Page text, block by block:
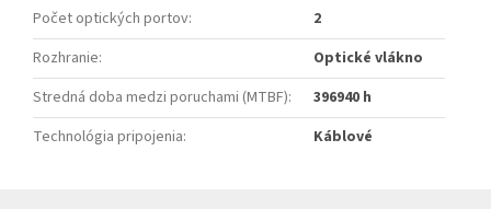
Počet optických portov:
2
Rozhranie:
Optické vlákno
Stredná doba medzi poruchami (MTBF):
396940 h
Technológia pripojenia: Káblové